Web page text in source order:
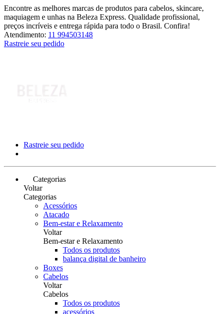
Encontre as melhores marcas de produtos para cabelos, skincare,
maquiagem e unhas na Beleza Express. Qualidade profissional,
preços incríveis e entrega rápida para todo o Brasil. Confira!
Atendimento: 11 994503148
Rastreie seu pedido
Rastreie seu pedido
Categorias
Voltar
Categorias
Acessórios
Atacado
Bem-estar e Relaxamento
Voltar
Bem-estar e Relaxamento
Todos os produtos
balança digital de banheiro
Boxes
Cabelos
Voltar
Cabelos
Todos os produtos
acessórios